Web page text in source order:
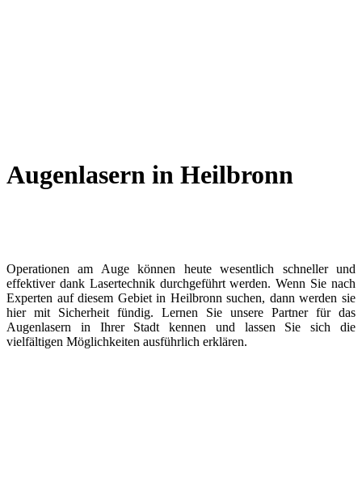
Augenlasern in Heilbronn
Operationen am Auge können heute wesentlich schneller und
effektiver dank Lasertechnik durchgeführt werden. Wenn Sie nach
Experten auf diesem Gebiet in Heilbronn suchen, dann werden sie
hier mit Sicherheit fündig. Lernen Sie unsere Partner für das
Augenlasern in Ihrer Stadt kennen und lassen Sie sich die
vielfältigen Möglichkeiten ausführlich erklären.